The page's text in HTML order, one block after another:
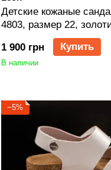
Детские кожаные
4803, размер 22,
1 900 грн
Купить
В наличии
−5%